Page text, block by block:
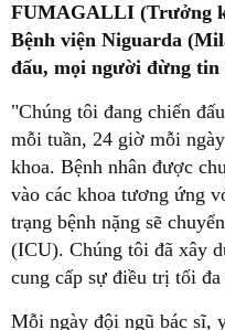
FUMAGALLI (Trưởng
Bệnh viện Niguarda
đấu, mọi người đừng tin
"Chúng tôi đang chiến
mỗi tuần, 24 giờ mỗi
khoa. Bệnh nhân được
vào các khoa tương ứng
trạng bệnh nặng sẽ
(ICU). Chúng tôi đã xây
cung cấp sự điều trị tối
Mỗi ngày đội ngũ bác sĩ,